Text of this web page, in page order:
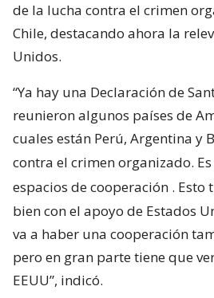
de la lucha contra el crimen
Chile, destacando ahora la
Unidos.
“Ya hay una Declaración de
reunieron algunos países de
cuales están Perú, Argentina y
contra el crimen organizado.
espacios de cooperación . Esto
bien con el apoyo de Estados
va a haber una cooperación
pero en gran parte tiene que
EEUU”, indicó.